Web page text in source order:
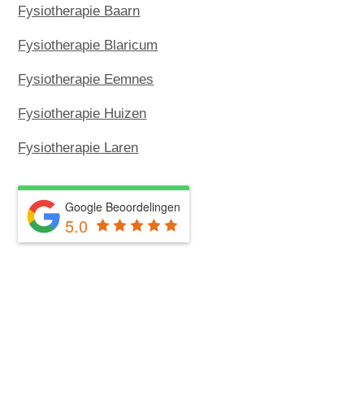
Fysiotherapie Baarn
Fysiotherapie Blaricum
Fysiotherapie Eemnes
Fysiotherapie Huizen
Fysiotherapie Laren
Google Beoordelingen
5.0